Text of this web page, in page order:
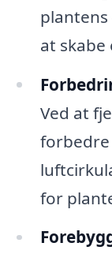
at
Ved at
for